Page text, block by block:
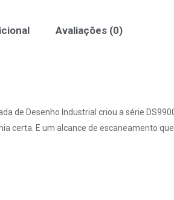
Avaliações (0)
de Desenho Industrial criou a série
certa. E um alcance de escaneamento